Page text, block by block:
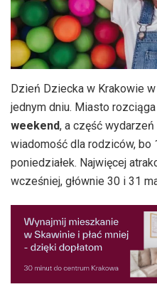
Dzień Dziecka w Krakowie
jednym dniu. Miasto rozciąga
weekend, a część wydarzeń
wiadomość dla rodziców, bo
poniedziałek. Najwięcej
wcześniej, głównie 30 i 31